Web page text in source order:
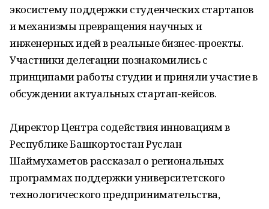
экосистему поддержки студенческих стартапов
и механизмы превращения научных и
инженерных идей в реальные бизнес-проекты.
Участники делегации познакомились с
принципами работы студии и приняли участие в
обсуждении актуальных стартап-кейсов.
Директор Центра содействия инновациям в
Республике Башкортостан Руслан
Шаймухаметов рассказал о региональных
программах поддержки университетского
технологического предпринимательства,